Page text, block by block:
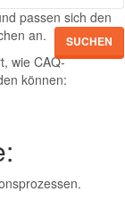
SUCHEN
passen sich den
an.
wie CAQ-
können: